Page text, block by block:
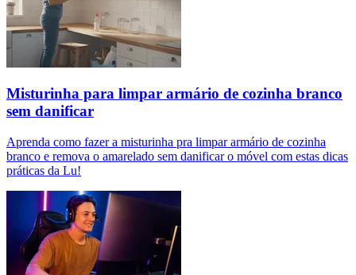
Misturinha para limpar armário de cozinha branco
sem danificar
Aprenda como fazer a misturinha pra limpar armário de cozinha
branco e remova o amarelado sem danificar o móvel com estas dicas
práticas da Lu!